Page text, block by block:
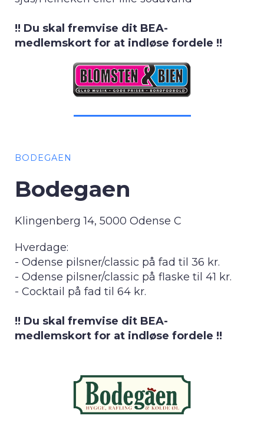
!! Du skal fremvise dit BEA-
medlemskort for at indløse fordele !!
BODEGAEN
Bodegaen
Klingenberg 14, 5000 Odense C
Hverdage:
- Odense pilsner/classic på fad til 36 kr.
- Odense pilsner/classic på flaske til 41 kr.
- Cocktail på fad til 64 kr.
!! Du skal fremvise dit BEA-
medlemskort for at indløse fordele !!